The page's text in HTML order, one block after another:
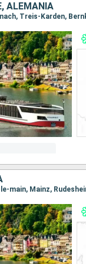
ALEMANIA
Treis-Karden,